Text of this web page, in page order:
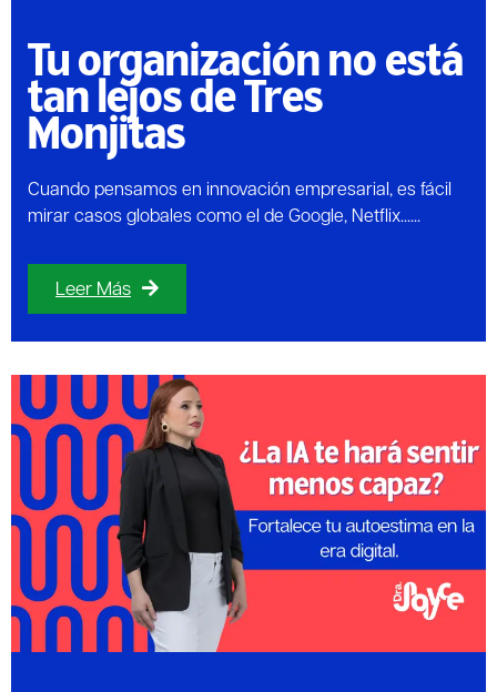
Tu organización no está
tan lejos de Tres
Monjitas
Cuando pensamos en innovación empresarial, es fácil
mirar casos globales como el de Google, Netflix......
Leer Más